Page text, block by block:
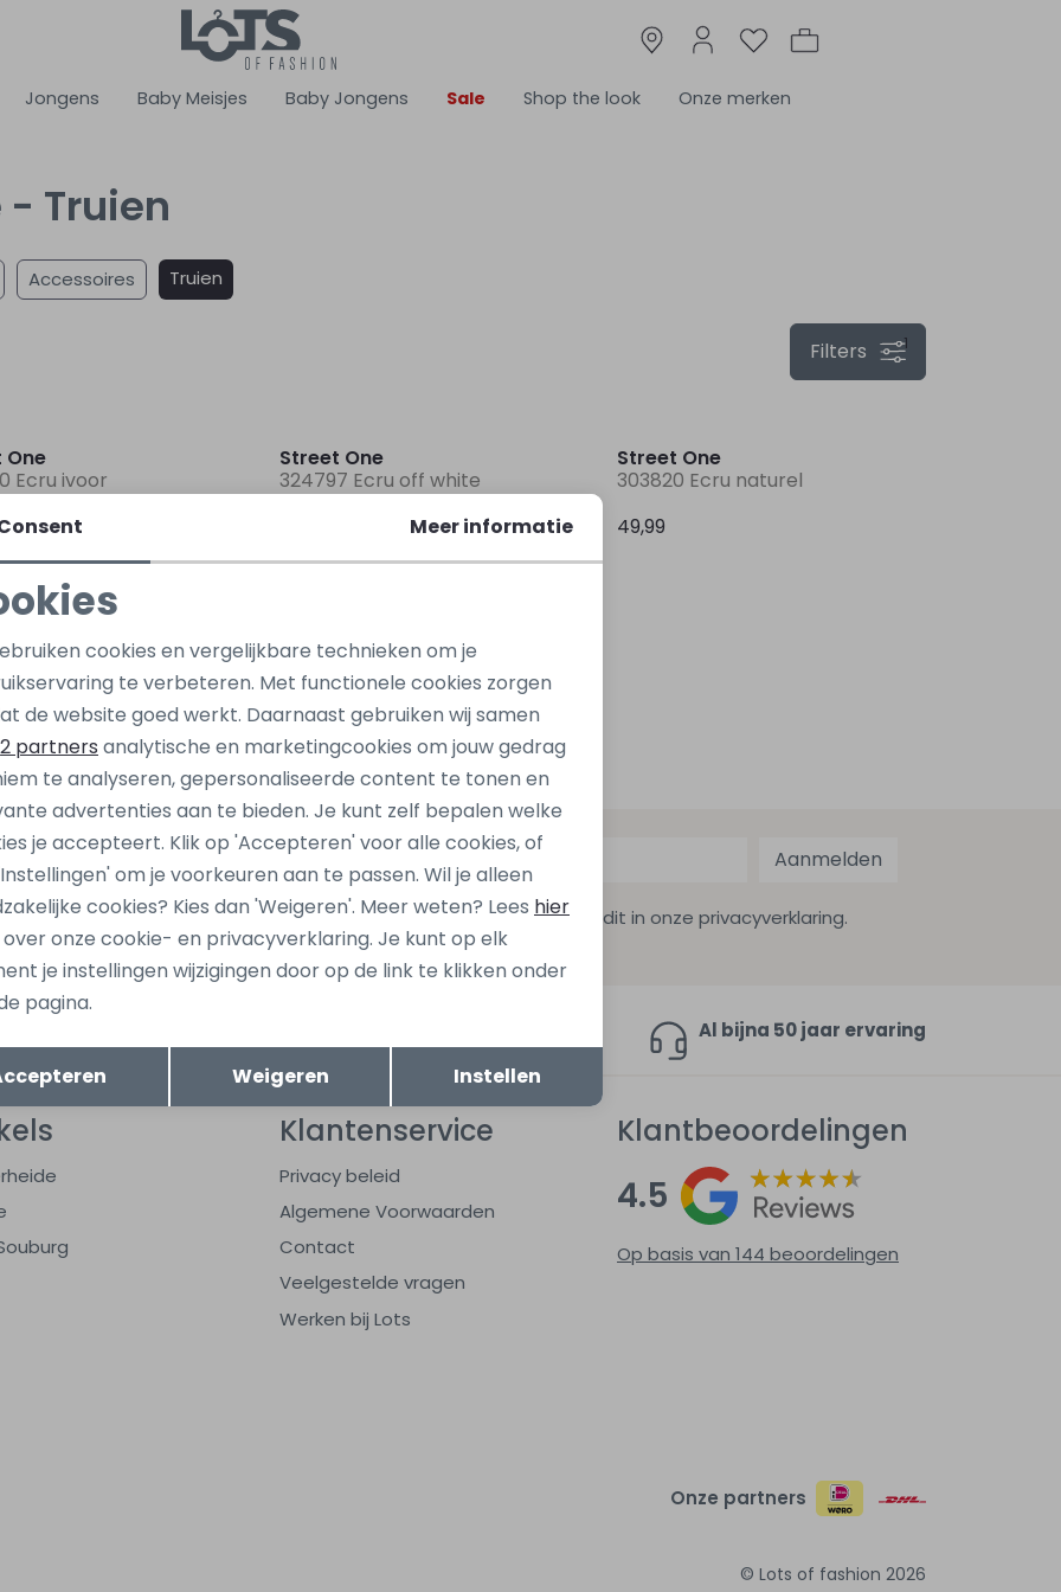
Jongens Baby Meisjes Baby Jongens Sale Shop the look Onze merken
- Truien
Truien
Accessoires
1
Filters
One
Ecru ivoor
Street One
324797 Ecru off white
Street One
303820 Ecru naturel
49,99
One
Rood fel
Sale
25,00 49,99
dan ook gelijk €5,-
collectie!
Aanmelden
Hoe we met je data omgaan? Bekijk dit in onze privacyverklaring.
Al bijna 50 jaar ervaring
Klantenservice
Privacy beleid
Algemene Voorwaarden
Contact
Veelgestelde vragen
Werken bij Lots
Klantbeoordelingen
4.5
Op basis van 144 beoordelingen
Onze partners
© Lots of fashion 2026
cookies
cookies Marketing cookies
Terug Opslaan
Meer informatie
cookies en vergelijkbare technieken om je
te verbeteren. Met functionele cookies zorgen
de website goed werkt. Daarnaast gebruiken wij samen
2 partners analytische en marketingcookies om jouw gedrag
te analyseren, gepersonaliseerde content te tonen en
advertenties aan te bieden. Je kunt zelf bepalen welke
je accepteert. Klik op 'Accepteren' voor alle cookies, of
om je voorkeuren aan te passen. Wil je alleen
cookies? Kies dan 'Weigeren'. Meer weten? Lees hier
onze cookie- en privacyverklaring. Je kunt op elk
je instellingen wijzigingen door op de link te klikken onder
pagina.
Weigeren Instellen